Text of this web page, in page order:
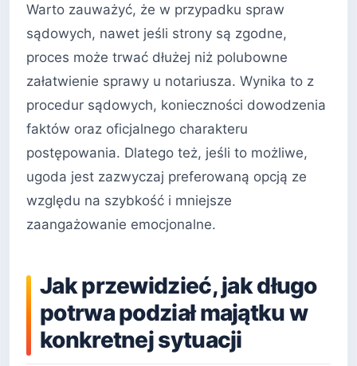
Warto zauważyć, że w przypadku spraw
sądowych, nawet jeśli strony są zgodne,
proces może trwać dłużej niż polubowne
załatwienie sprawy u notariusza. Wynika to z
procedur sądowych, konieczności dowodzenia
faktów oraz oficjalnego charakteru
postępowania. Dlatego też, jeśli to możliwe,
ugoda jest zazwyczaj preferowaną opcją ze
względu na szybkość i mniejsze
zaangażowanie emocjonalne.
Jak przewidzieć, jak długo
potrwa podział majątku w
konkretnej sytuacji